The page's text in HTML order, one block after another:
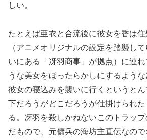
しい。
たとえば亜衣と合流後に彼女を香は
（アニメオリジナルの設定を踏襲し
いにある「冴羽商事」が拠点）に連
うな美女をほったらかしにするよう
彼女の寝込みを襲いに行くというと
下だろうがどこだろうが仕掛けられ
る。冴羽を殺しかねないこのトラッ
だもので、元傭兵の海坊主直伝なの